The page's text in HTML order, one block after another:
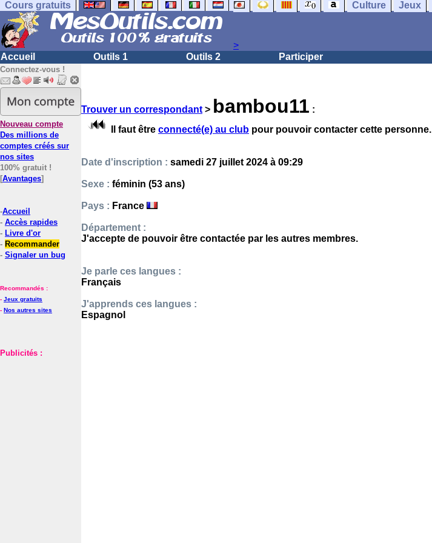
Cours gratuits Culture Jeux
>
Accueil
Outils 1 Outils 2 Participer
Connectez-vous !
Nouveau compte
Des millions de
comptes créés sur
nos sites
100% gratuit !
[Avantages]
-Accueil
- Accès rapides
- Livre d'or
- Recommander
- Signaler un bug
Recommandés :
- Jeux gratuits
- Nos autres sites
Publicités :
Trouver un correspondant > bambou11 :
Il faut être connecté(e) au club pour pouvoir contacter cette personne.
Date d'inscription : samedi 27 juillet 2024 à 09:29
Sexe : féminin (53 ans)
Pays : France
Département :
J'accepte de pouvoir être contactée par les autres membres.
Je parle ces langues :
Français
J'apprends ces langues :
Espagnol